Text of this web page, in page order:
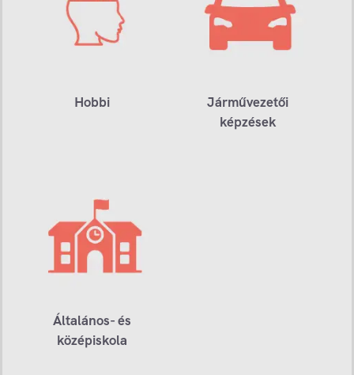
Hobbi
Járművezetői
képzések
Általános- és
középiskola